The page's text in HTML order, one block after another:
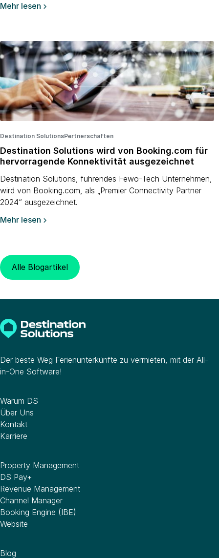
Mehr lesen 
Destination Solutions ·
Partnerschaften
Destination Solutions wird von Booking.com für
hervorragende Konnektivität ausgezeichnet
Destination Solutions, führendes Fewo-Tech Unternehmen,
wird von Booking.com, als „Premier Connectivity Partner
2024“ ausgezeichnet.
Mehr lesen 
Alle Blogartikel
Der beste Weg Ferienunterkünfte zu vermieten, mit der All-
in-One Software!
Warum DS
Über Uns
Kontakt
Karriere
Property Management
DS Pay+
Revenue Management
Channel Manager
Booking Engine (IBE)
Website
Blog